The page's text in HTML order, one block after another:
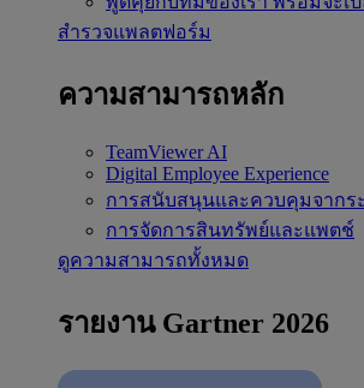
สำรวจแพลตฟอร์ม
ความสามารถหลัก
TeamViewer AI
Digital Employee Experience
การสนับสนุนและควบคุมจากร
การจัดการสินทรัพย์และแพตช์
ดูความสามารถทั้งหมด
รายงาน Gartner 2026